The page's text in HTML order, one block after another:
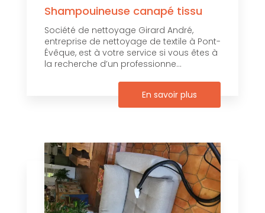
Shampouineuse canapé tissu
Société de nettoyage Girard André,
entreprise de nettoyage de textile à Pont-
Évêque, est à votre service si vous êtes à
la recherche d’un professionne...
En savoir plus